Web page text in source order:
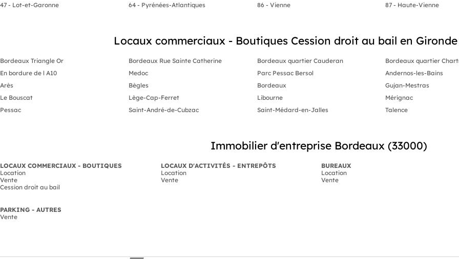
47 - Lot-et-Garonne
64 - Pyrénées-Atlantiques 86 - Vienne 87 - Haute-Vienne
Locaux commerciaux - Boutiques Cession droit au bail en
Bordeaux Triangle Or Bordeaux Rue Sainte Catherine Bordeaux quartier Cauderan Bordeaux quartier
En bordure de l A10
Medoc Parc Pessac Bersol Andernos-les-Bains
Arès
Bègles Bordeaux Gujan-Mestras
Le Bouscat
Lège-Cap-Ferret Libourne Mérignac
Pessac
Saint-André-de-Cubzac Saint-Médard-en-Jalles Talence
Immobilier d'entreprise Bordeaux (33000)
LOCAUX COMMERCIAUX - BOUTIQUES
Location
Vente
Cession droit au bail
LOCAUX D'ACTIVITÉS - ENTREPÔTS
Location
Vente
BUREAUX
Location
Vente
PARKING - AUTRES
Vente